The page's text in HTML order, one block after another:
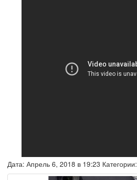
Дата: Апрель 6, 2018 в 19:23 Категории: